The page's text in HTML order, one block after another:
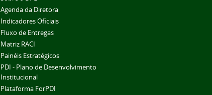
Agenda da Diretora
Indicadores Oficiais
Fluxo de Entregas
Matriz RACI
Painéis Estratégicos
PDI - Plano de Desenvolvimento
Institucional
Plataforma ForPDI